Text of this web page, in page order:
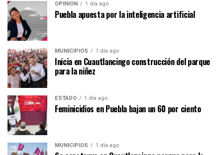
OPINIÓN 1 día ago
Puebla apuesta por la inteligencia artificial
MUNICIPIOS 1 día ago
Inicia en Cuautlancingo construcción del parque
para la niñez
ESTADO 1 día ago
Feminicidios en Puebla bajan un 60 por ciento
MUNICIPIOS 1 día ago